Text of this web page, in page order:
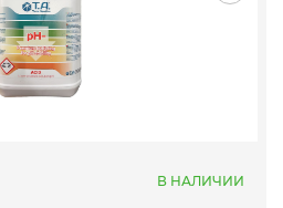
В НАЛИЧИИ